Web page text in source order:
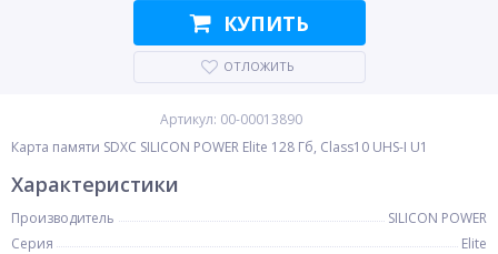
КУПИТЬ
ОТЛОЖИТЬ
Артикул: 00-00013890
Карта памяти SDXC SILICON POWER Elite 128 Гб, Class10 UHS-I U1
Характеристики
Производитель
SILICON POWER
Серия
Elite